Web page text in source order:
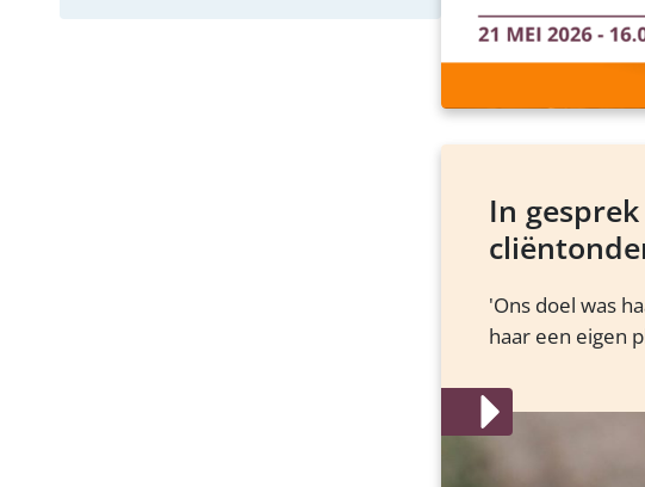
In
'Ons doel was
haar een eigen